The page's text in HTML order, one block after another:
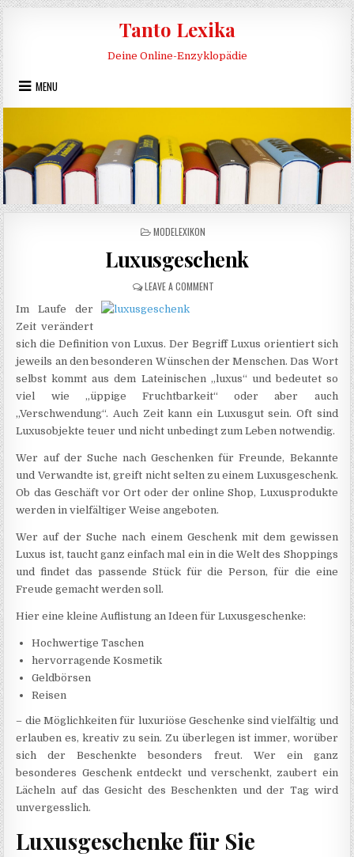
Skip to content
Tanto Lexika
Deine Online-Enzyklopädie
MENU
POSTED IN
MODELEXIKON
Luxusgeschenk
LEAVE A COMMENTON LUXUSGESCHENK
Im Laufe der
Zeit verändert
sich die Definition von Luxus. Der Begriff Luxus orientiert sich
jeweils an den besonderen Wünschen der Menschen. Das Wort
selbst kommt aus dem Lateinischen „luxus“ und bedeutet so
viel wie „üppige Fruchtbarkeit“ oder aber auch
„Verschwendung“. Auch Zeit kann ein Luxusgut sein. Oft sind
Luxusobjekte teuer und nicht unbedingt zum Leben notwendig.
Wer auf der Suche nach Geschenken für Freunde, Bekannte
und Verwandte ist, greift nicht selten zu einem Luxusgeschenk.
Ob das Geschäft vor Ort oder der online Shop, Luxusprodukte
werden in vielfältiger Weise angeboten.
Wer auf der Suche nach einem Geschenk mit dem gewissen
Luxus ist, taucht ganz einfach mal ein in die Welt des Shoppings
und findet das passende Stück für die Person, für die eine
Freude gemacht werden soll.
Hier eine kleine Auflistung an Ideen für Luxusgeschenke:
Hochwertige Taschen
hervorragende Kosmetik
Geldbörsen
Reisen
– die Möglichkeiten für luxuriöse Geschenke sind vielfältig und
erlauben es, kreativ zu sein. Zu überlegen ist immer, worüber
sich der Beschenkte besonders freut. Wer ein ganz
besonderes Geschenk entdeckt und verschenkt, zaubert ein
Lächeln auf das Gesicht des Beschenkten und der Tag wird
unvergesslich.
Luxusgeschenke für Sie